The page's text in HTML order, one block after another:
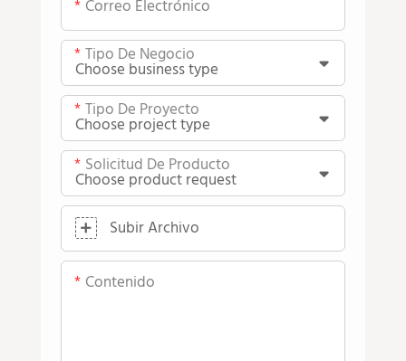
Correo Electrónico
Tipo De Negocio
Tipo De Proyecto
Solicitud De Producto
Subir Archivo
Contenido